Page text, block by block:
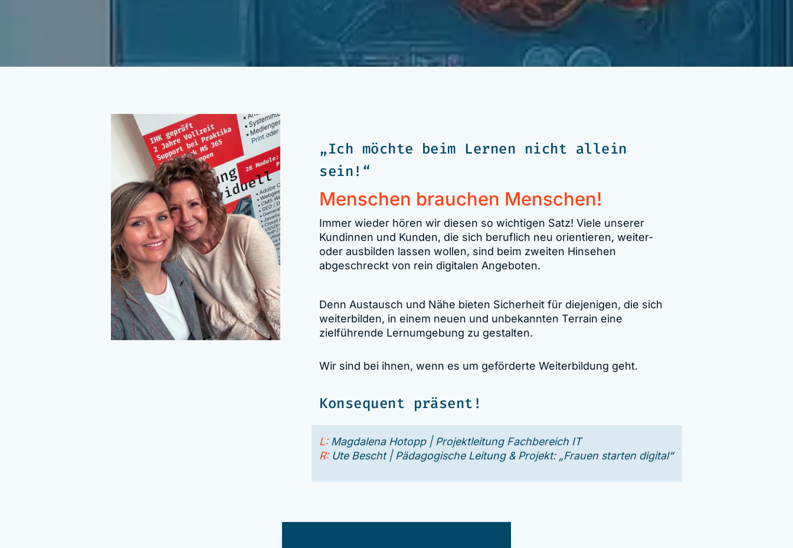
„Ich möchte beim Lernen nicht allein
sein!“
Menschen brauchen Menschen!
Immer wieder hören wir diesen so wichtigen Satz! Viele unserer
Kundinnen und Kunden, die sich beruflich neu orientieren, weiter-
oder ausbilden lassen wollen, sind beim zweiten Hinsehen
abgeschreckt von rein digitalen Angeboten.
Denn Austausch und Nähe bieten Sicherheit für diejenigen, die sich
weiterbilden, in einem neuen und unbekannten Terrain eine
zielführende Lernumgebung zu gestalten.
Wir sind bei ihnen, wenn es um geförderte Weiterbildung geht.
Konsequent präsent!
L:Magdalena Hotopp | Projektleitung Fachbereich IT
R:Ute Bescht | Pädagogische Leitung & Projekt: „Frauen starten digital“